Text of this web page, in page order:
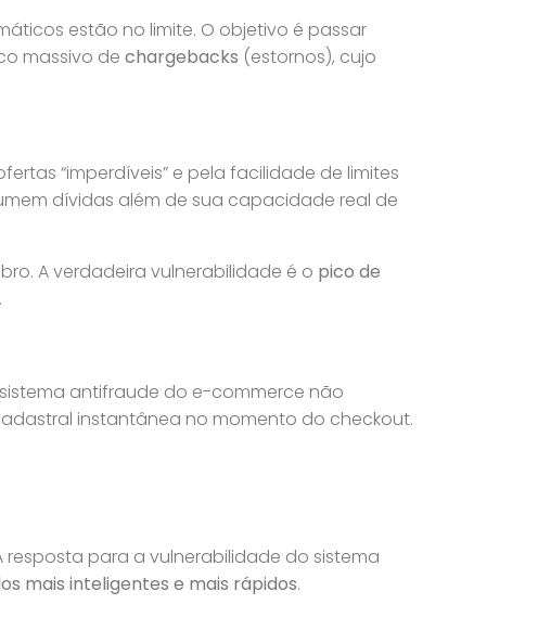
estão no limite. O objetivo é passar
massivo de chargebacks (estornos), cujo
“imperdíveis” e pela facilidade de limites
dívidas além de sua capacidade real de
A verdadeira vulnerabilidade é o pico de
antifraude do e-commerce não
instantânea no momento do checkout.
para a vulnerabilidade do sistema
mais inteligentes e mais rápidos.